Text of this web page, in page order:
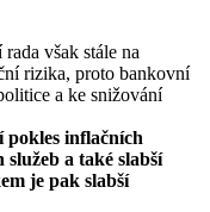
však stále na
rizika, proto bankovní
a ke snižování
inflačních
služeb a také slabší
je pak slabší